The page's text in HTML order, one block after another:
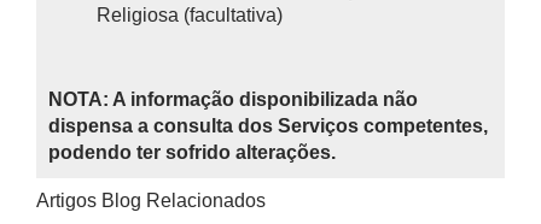
Religiosa (facultativa)
NOTA: A informação disponibilizada não
dispensa a consulta dos Serviços competentes,
podendo ter sofrido alterações.
Artigos Blog Relacionados